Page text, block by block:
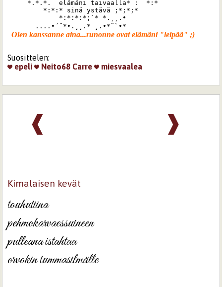
       ....•´¨*•.¸¸.* ¸.•*¨`•*
Suosittelen:
epeli
Neito68 Carre miesvaalea
❱
❰
Kimalaisen kevät
touhutiina
pehmokarvaessuineen
pulleana istahtaa
orvokin tummasilmälle